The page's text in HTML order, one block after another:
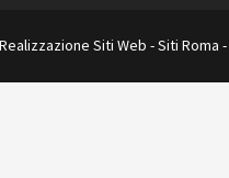
Realizzazione Siti Web -Siti Roma -